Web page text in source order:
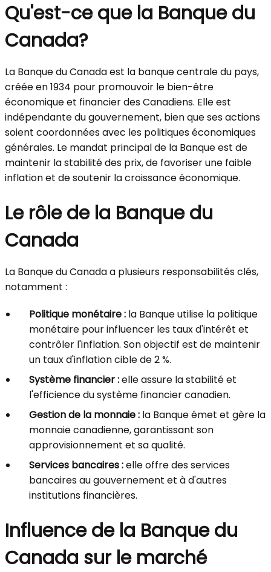
Qu'est-ce que la Banque du
Canada?
La Banque du Canada est la banque centrale du pays,
créée en 1934 pour promouvoir le bien-être
économique et financier des Canadiens. Elle est
indépendante du gouvernement, bien que ses actions
soient coordonnées avec les politiques économiques
générales. Le mandat principal de la Banque est de
maintenir la stabilité des prix, de favoriser une faible
inflation et de soutenir la croissance économique.
Le rôle de la Banque du
Canada
La Banque du Canada a plusieurs responsabilités clés,
notamment :
Politique monétaire : la Banque utilise la politique
monétaire pour influencer les taux d'intérêt et
contrôler l'inflation. Son objectif est de maintenir
un taux d'inflation cible de 2 %.
Système financier :elle assure la stabilité et
l'efficience du système financier canadien.
Gestion de la monnaie : la Banque émet et gère la
monnaie canadienne, garantissant son
approvisionnement et sa qualité.
Services bancaires :elle offre des services
bancaires au gouvernement et à d'autres
institutions financières.
Influence de la Banque du
Canada sur le marché